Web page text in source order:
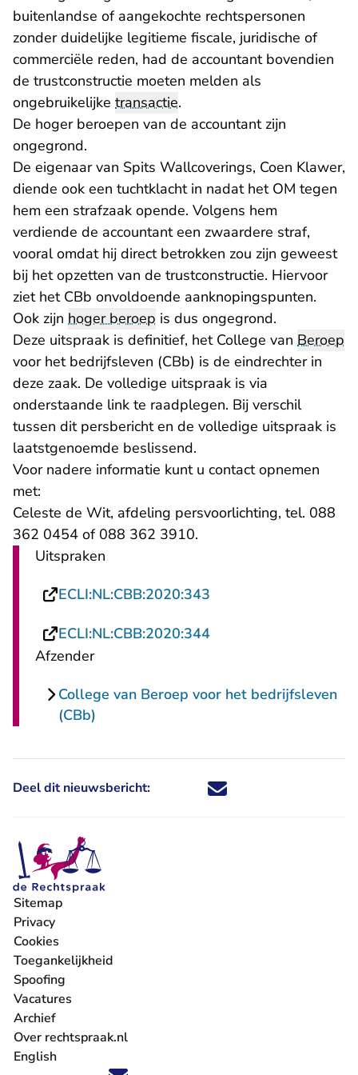
buitenlandse of aangekochte rechtspersonen
zonder duidelijke legitieme fiscale, juridische of
commerciële reden, had de accountant bovendien
de trustconstructie moeten melden als
ongebruikelijke transactie.
De hoger beroepen van de accountant zijn
ongegrond.
De eigenaar van Spits Wallcoverings, Coen Klawer,
diende ook een tuchtklacht in nadat het OM tegen
hem een strafzaak opende. Volgens hem
verdiende de accountant een zwaardere straf,
vooral omdat hij direct betrokken zou zijn geweest
bij het opzetten van de trustconstructie. Hiervoor
ziet het CBb onvoldoende aanknopingspunten.
Ook zijn hoger beroep is dus ongegrond.
Deze uitspraak is definitief, het College van Beroep
voor het bedrijfsleven (CBb) is de eindrechter in
deze zaak. De volledige uitspraak is via
onderstaande link te raadplegen. Bij verschil
tussen dit persbericht en de volledige uitspraak is
laatstgenoemde beslissend.
Voor nadere informatie kunt u contact opnemen
met:
Celeste de Wit, afdeling persvoorlichting, tel. 088
362 0454 of 088 362 3910.
Uitspraken
ECLI:NL:CBB:2020:343
ECLI:NL:CBB:2020:344- U verlaat
Afzender
College van Beroep voor het bedrijfsleven
(CBb)
Deel dit nieuwsbericht: Deel dit nieuwsbericht via X -
Deel dit nieuwsbericht via
Deel dit nieuwsbericht
Deel dit
Sitemap
Privacy
Cookies
Toegankelijkheid
Spoofing
Vacatures
- U verlaat Rechtspraak.nl
Archief
Over rechtspraak.nl
English